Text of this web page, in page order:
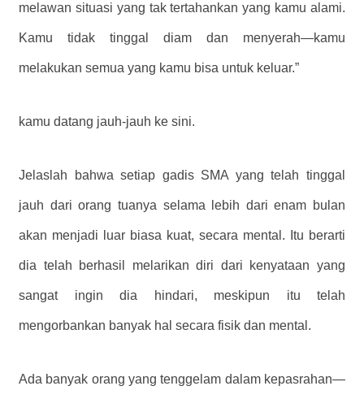
melawan situasi yang tak tertahankan yang kamu alami.
Kamu tidak tinggal diam dan menyerah—kamu
melakukan semua yang kamu bisa untuk keluar.”
kamu datang jauh-jauh ke sini.
Jelaslah bahwa setiap gadis SMA yang telah tinggal
jauh dari orang tuanya selama lebih dari enam bulan
akan menjadi luar biasa kuat, secara mental. Itu berarti
dia telah berhasil melarikan diri dari kenyataan yang
sangat ingin dia hindari, meskipun itu telah
mengorbankan banyak hal secara fisik dan mental.
Ada banyak orang yang tenggelam dalam kepasrahan—